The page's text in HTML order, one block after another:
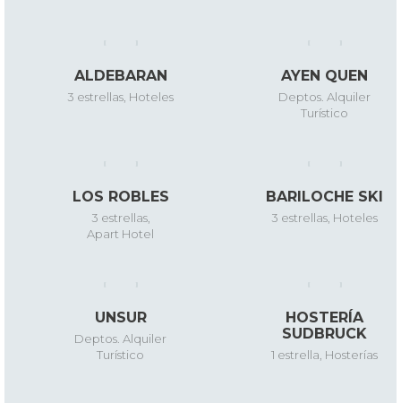
ALDEBARAN
3 estrellas Hoteles
AYEN QUEN
Deptos. Alquiler
Turístico
LOS ROBLES
3 estrellas,
Apart Hotel
BARILOCHE SKI
3 estrellas Hoteles
UNSUR
Deptos. Alquiler
Turístico
HOSTERÍA
SUDBRUCK
1 estrella Hosterías